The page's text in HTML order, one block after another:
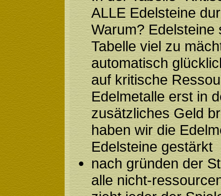
ALLE Edelsteine
Warum? Edelsteine
Tabelle viel zu
automatisch
auf kritische
Edelmetalle erst in
zusätzliches Geld
haben wir die
Edelsteine gestärkt
nach gründen der
alle nicht-